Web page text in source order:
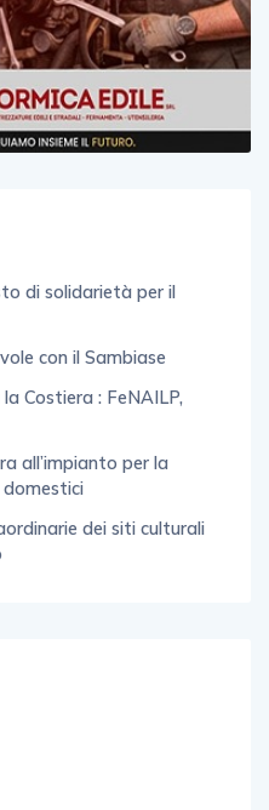
di solidarietà per il
con il Sambiase
Costiera : FeNAILP,
all’impianto per la
domestici
dei siti culturali